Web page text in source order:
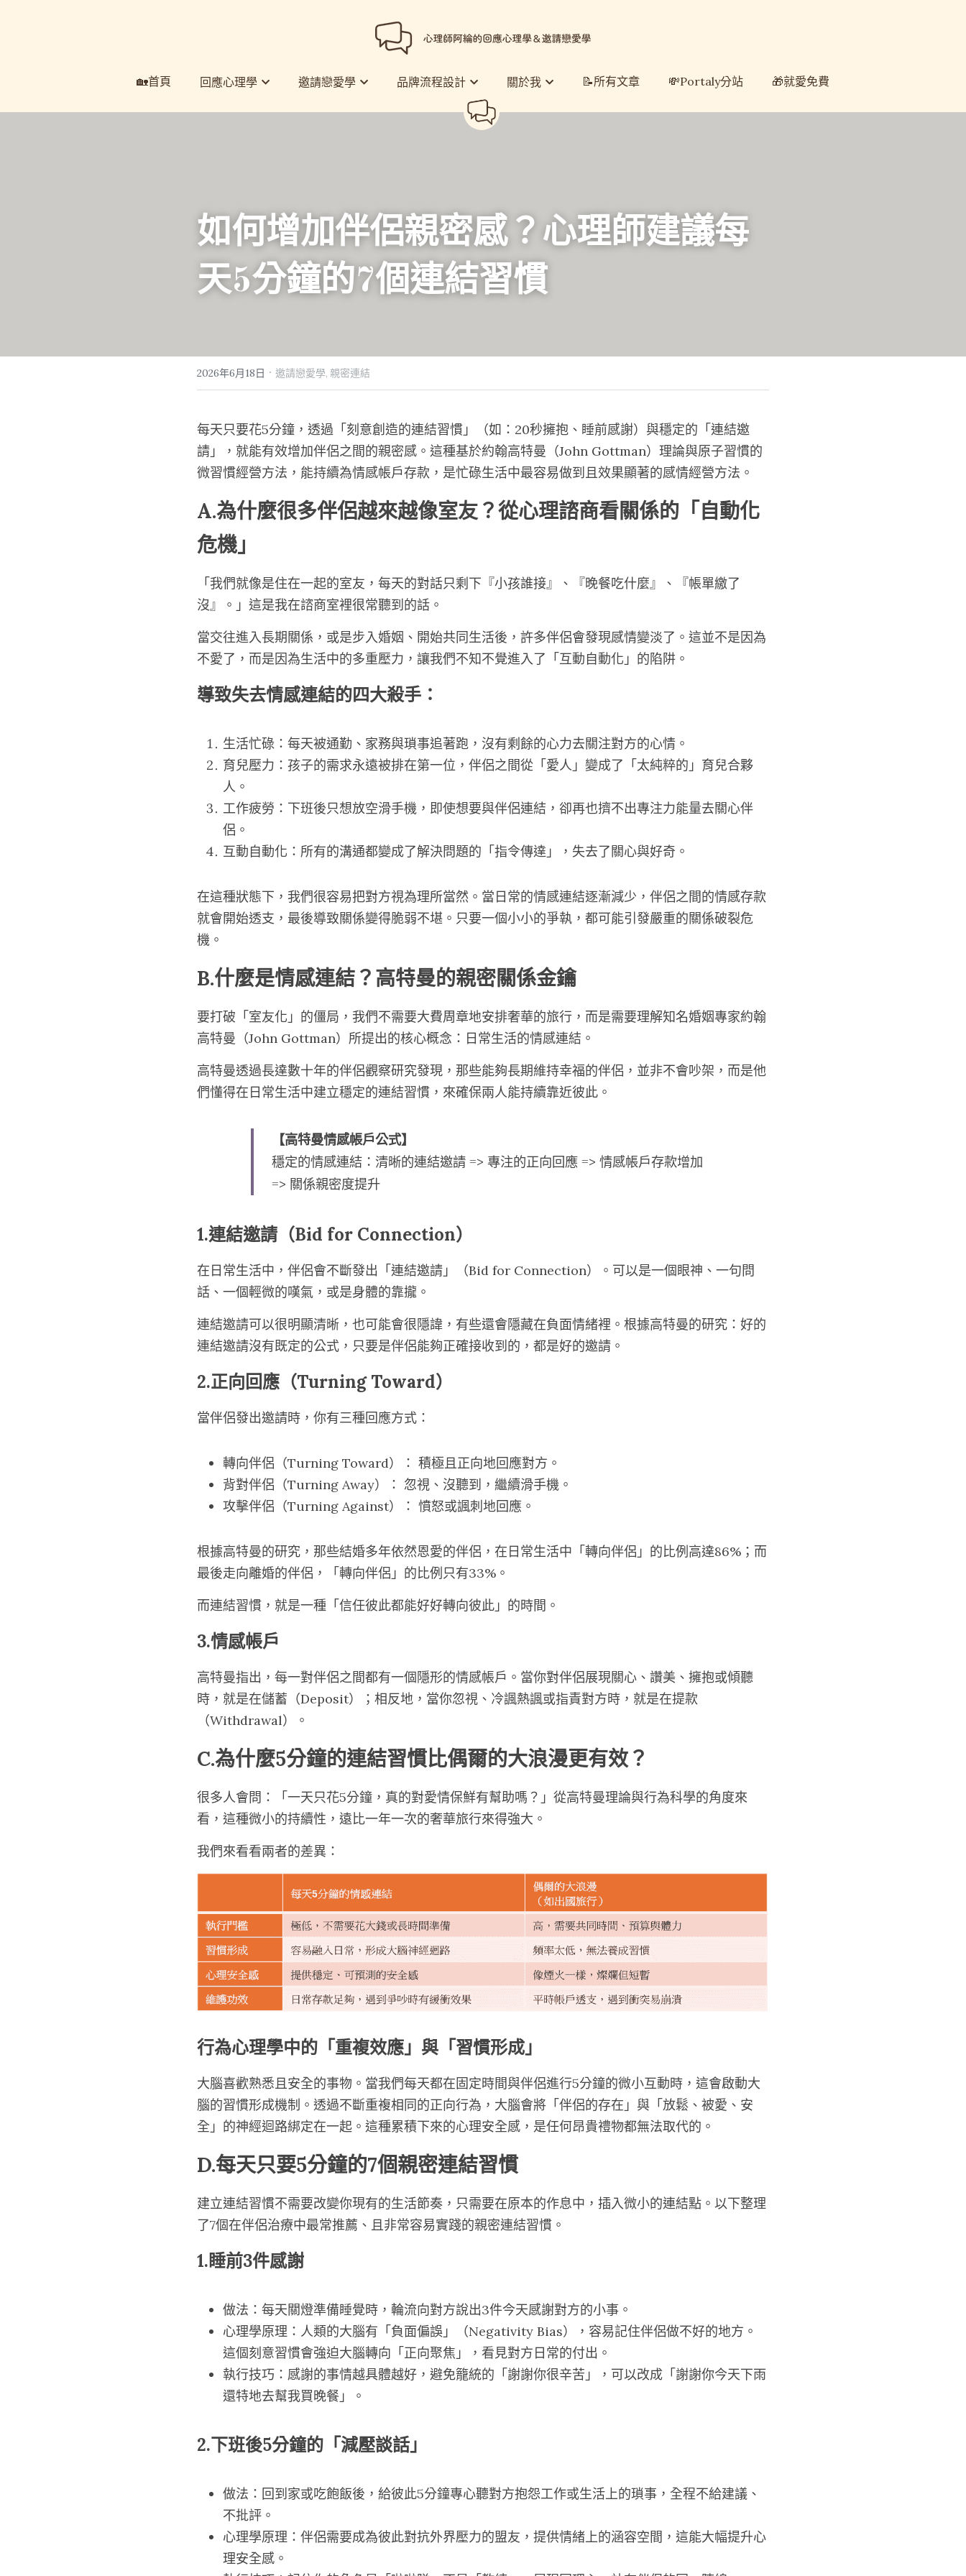
🏡首頁 回應心理學 邀請戀愛學 品牌流程設計 關於我 📝所有文章 💸Portaly分站 🎁就愛免費
🏡首頁 回應心理學 邀請戀愛學 品牌流程設計 關於我 📝所有文章 💸Portaly分站 🎁就愛免費
如何增加伴侶親密感？心理師建議每
天5分鐘的7個連結習慣
2026年6月18日 · 邀請戀愛學, 親密連結
每天只要花5分鐘，透過「刻意創造的連結習慣」（如：20秒擁抱、睡前感謝）與穩定的「連結邀
請」，就能有效增加伴侶之間的親密感。這種基於約翰高特曼（John Gottman）理論與原子習慣的
微習慣經營方法，能持續為情感帳戶存款，是忙碌生活中最容易做到且效果顯著的感情經營方法。
A.為什麼很多伴侶越來越像室友？從心理諮商看關係的「自動化
危機」
「我們就像是住在一起的室友，每天的對話只剩下『小孩誰接』、『晚餐吃什麼』、『帳單繳了
沒』。」這是我在諮商室裡很常聽到的話。
當交往進入長期關係，或是步入婚姻、開始共同生活後，許多伴侶會發現感情變淡了。這並不是因為
不愛了，而是因為生活中的多重壓力，讓我們不知不覺進入了「互動自動化」的陷阱。
導致失去情感連結的四大殺手：
生活忙碌：每天被通勤、家務與瑣事追著跑，沒有剩餘的心力去關注對方的心情。
育兒壓力：孩子的需求永遠被排在第一位，伴侶之間從「愛人」變成了「太純粹的」育兒合夥
人。
工作疲勞：下班後只想放空滑手機，即使想要與伴侶連結，卻再也擠不出專注力能量去關心伴
侶。
互動自動化：所有的溝通都變成了解決問題的「指令傳達」，失去了關心與好奇。
在這種狀態下，我們很容易把對方視為理所當然。當日常的情感連結逐漸減少，伴侶之間的情感存款
就會開始透支，最後導致關係變得脆弱不堪。只要一個小小的爭執，都可能引發嚴重的關係破裂危
機。
B.什麼是情感連結？高特曼的親密關係金鑰
要打破「室友化」的僵局，我們不需要大費周章地安排奢華的旅行，而是需要理解知名婚姻專家約翰
高特曼（John Gottman）所提出的核心概念：日常生活的情感連結。
高特曼透過長達數十年的伴侶觀察研究發現，那些能夠長期維持幸福的伴侶，並非不會吵架，而是他
們懂得在日常生活中建立穩定的連結習慣，來確保兩人能持續靠近彼此。
【高特曼情感帳戶公式】
穩定的情感連結：清晰的連結邀請 => 專注的正向回應 => 情感帳戶存款增加
=> 關係親密度提升
1.連結邀請（Bid for Connection）
在日常生活中，伴侶會不斷發出「連結邀請」（Bid for Connection）。可以是一個眼神、一句問
話、一個輕微的嘆氣，或是身體的靠攏。
連結邀請可以很明顯清晰，也可能會很隱諱，有些還會隱藏在負面情緒裡。根據高特曼的研究：好的
連結邀請沒有既定的公式，只要是伴侶能夠正確接收到的，都是好的邀請。
2.正向回應（Turning Toward）
當伴侶發出邀請時，你有三種回應方式：
轉向伴侶（Turning Toward）： 積極且正向地回應對方。
背對伴侶（Turning Away）： 忽視、沒聽到，繼續滑手機。
攻擊伴侶（Turning Against）： 憤怒或諷刺地回應。
根據高特曼的研究，那些結婚多年依然恩愛的伴侶，在日常生活中「轉向伴侶」的比例高達86%；而
最後走向離婚的伴侶，「轉向伴侶」的比例只有33%。
而連結習慣，就是一種「信任彼此都能好好轉向彼此」的時間。
3.情感帳戶
高特曼指出，每一對伴侶之間都有一個隱形的情感帳戶。當你對伴侶展現關心、讚美、擁抱或傾聽
時，就是在儲蓄（Deposit）；相反地，當你忽視、冷諷熱諷或指責對方時，就是在提款
（Withdrawal）。
C.為什麼5分鐘的連結習慣比偶爾的大浪漫更有效？
很多人會問：「一天只花5分鐘，真的對愛情保鮮有幫助嗎？」從高特曼理論與行為科學的角度來
看，這種微小的持續性，遠比一年一次的奢華旅行來得強大。
我們來看看兩者的差異：
行為心理學中的「重複效應」與「習慣形成」
大腦喜歡熟悉且安全的事物。當我們每天都在固定時間與伴侶進行5分鐘的微小互動時，這會啟動大
腦的習慣形成機制。透過不斷重複相同的正向行為，大腦會將「伴侶的存在」與「放鬆、被愛、安
全」的神經迴路綁定在一起。這種累積下來的心理安全感，是任何昂貴禮物都無法取代的。
D.每天只要5分鐘的7個親密連結習慣
建立連結習慣不需要改變你現有的生活節奏，只需要在原本的作息中，插入微小的連結點。以下整理
了7個在伴侶治療中最常推薦、且非常容易實踐的親密連結習慣。
1.睡前3件感謝
做法：每天關燈準備睡覺時，輪流向對方說出3件今天感謝對方的小事。
心理學原理：人類的大腦有「負面偏誤」（Negativity Bias），容易記住伴侶做不好的地方。
這個刻意習慣會強迫大腦轉向「正向聚焦」，看見對方日常的付出。
執行技巧：感謝的事情越具體越好，避免籠統的「謝謝你很辛苦」，可以改成「謝謝你今天下雨
還特地去幫我買晚餐」。
2.下班後5分鐘的「減壓談話」
做法：回到家或吃飽飯後，給彼此5分鐘專心聽對方抱怨工作或生活上的瑣事，全程不給建議、
不批評。
心理學原理：伴侶需要成為彼此對抗外界壓力的盟友，提供情緒上的涵容空間，這能大幅提升心
理安全感。